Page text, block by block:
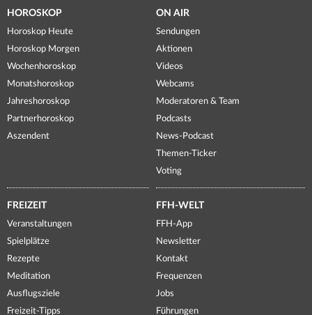
HOROSKOP
Horoskop Heute
Horoskop Morgen
Wochenhoroskop
Monatshoroskop
Jahreshoroskop
Partnerhoroskop
Aszendent
ON AIR
Sendungen
Aktionen
Videos
Webcams
Moderatoren & Team
Podcasts
News-Podcast
Themen-Ticker
Voting
FREIZEIT
Veranstaltungen
Spielplätze
Rezepte
Meditation
Ausflugsziele
Freizeit-Tipps
FFH-WELT
FFH-App
Newsletter
Kontakt
Frequenzen
Jobs
Führungen